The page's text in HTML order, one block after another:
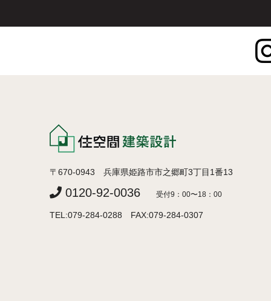
〒670-0943 兵庫県姫路市市之郷町3丁目1番13
0120-92-0036 受付9：00〜18：00
TEL:079-284-0288 FAX:079-284-0307